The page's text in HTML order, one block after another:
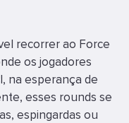
recorrer ao Force
os jogadores
na esperança de
esses rounds se
espingardas ou